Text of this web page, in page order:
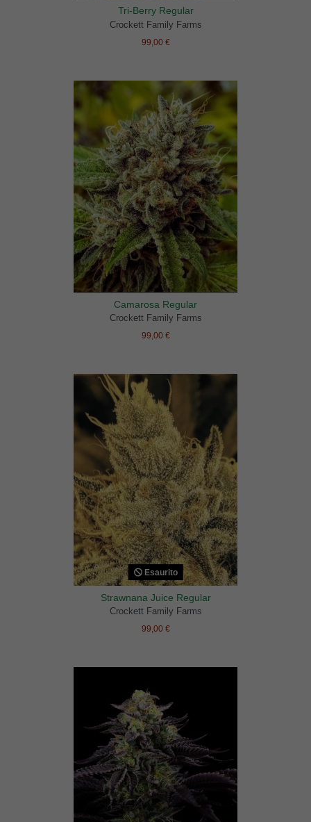
Tri-Berry Regular
Crockett Family Farms
99,00 €
Camarosa Regular
Crockett Family Farms
99,00 €
Esaurito
Strawnana Juice Regular
Crockett Family Farms
99,00 €